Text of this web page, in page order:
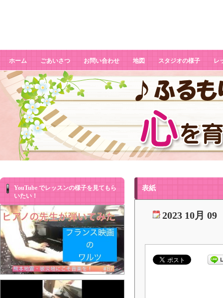
ホーム ごあいさつ お問い合わせ 地図 スタジオの様子 レ
表紙
2023 10月 09
YouTube でレッスンの様子を見てもら
いたい！